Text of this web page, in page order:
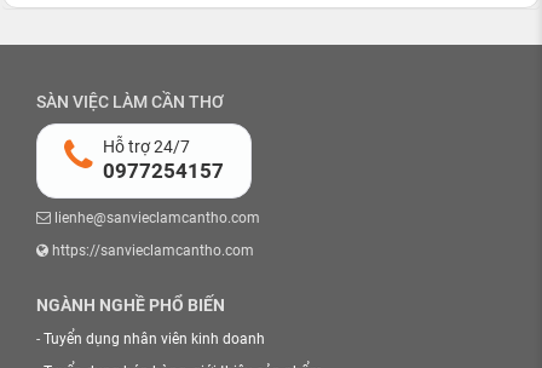
SÀN VIỆC LÀM CẦN THƠ
Hỗ trợ 24/7
0977254157
lienhe@sanvieclamcantho.com
https://sanvieclamcantho.com
NGÀNH NGHỀ PHỔ BIẾN
- Tuyển dụng nhân viên kinh doanh